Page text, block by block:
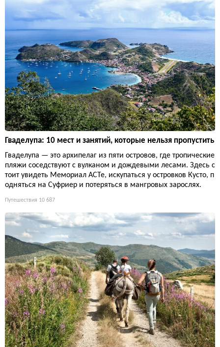
Гваделупа: 10 мест и занятий, которые нельзя пропустить
Гваделупа — это архипелаг из пяти островов, где тропические
пляжи соседствуют с вулканом и дождевыми лесами. Здесь с
тоит увидеть Мемориал ACTe, искупаться у островков Кусто, п
одняться на Суфриер и потеряться в мангровых зарослях.
Путешествия 10 687